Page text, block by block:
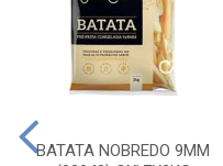
BATATA NOBREDO 9MM